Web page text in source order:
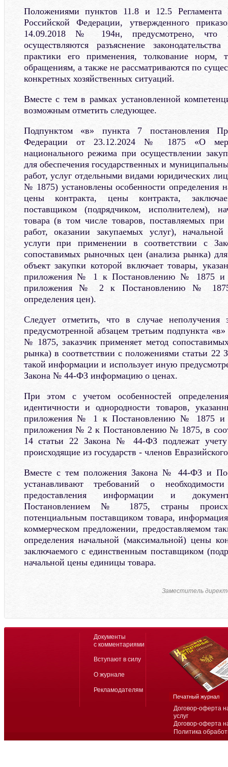
Положениями пунктов 11.8 и 12.5 Регламента
Российской Федерации, утвержденного
14.09.2018 № 194н, предусмотрено, что
осуществляются разъяснение
практики его применения, толкование норм,
обращениям, а также не рассматриваются по
конкретных хозяйственных ситуаций.
Вместе с тем в рамках установленной
возможным отметить следующее.
Подпунктом «в» пункта 7 постановления
Федерации от 23.12.2024 № 1875 «О
национального режима при осуществлении
для обеспечения государственных и
работ, услуг отдельными видами юридических
№ 1875) установлены особенности определения
цены контракта, цены контракта,
поставщиком (подрядчиком, исполнителем),
товара (в том числе товаров, поставляемых
работ, оказании закупаемых услуг),
услуги при применении в соответствии с
сопоставимых рыночных цен (анализа рынка)
объект закупки которой включает товары,
приложения № 1 к Постановлению № 1875 и
приложения № 2 к Постановлению № 1875
определения цен).
Следует отметить, что в случае неполучения
предусмотренной абзацем третьим подпункта
№ 1875, заказчик применяет метод
рынка) в соответствии с положениями статьи 22
такой информации и использует иную
Закона № 44-ФЗ информацию о ценах.
При этом с учетом особенностей
идентичности и однородности товаров,
приложения № 1 к Постановлению № 1875 и
приложения № 2 к Постановлению № 1875, в
14 статьи 22 Закона № 44-ФЗ подлежат учету
происходящие из государств - членов
Вместе с тем положения Закона № 44-ФЗ и
устанавливают требований о
предоставления информации и
Постановлением № 1875, страны
потенциальным поставщиком товара,
коммерческом предложении, предоставляемом
определения начальной (максимальной) цены
заключаемого с единственным поставщиком
начальной цены единицы товара.
Заместитель
Договор-оферта
услуг
Договор-оферта
Политика
Документы
с комментариями
Вступают в силу
О журнале
Рекламодателям
Печатный журнал